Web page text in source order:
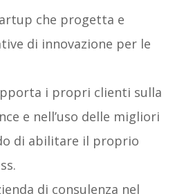
che progetta e
di innovazione per le
i propri clienti sulla
e nell’uso delle migliori
di abilitare il proprio
di consulenza nel